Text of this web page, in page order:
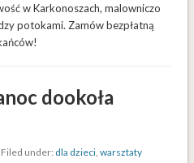
w Karkonoszach, malowniczo
potokami. Zamów bezpłatną
dookoła
Filed under: dla dzieci ,warsztaty